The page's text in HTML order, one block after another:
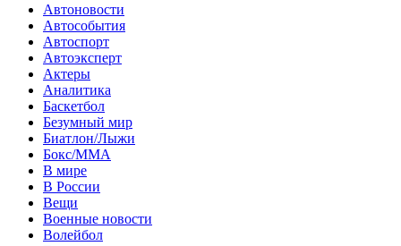
Автоновости
Автособытия
Автоспорт
Автоэксперт
Актеры
Аналитика
Баскетбол
Безумный мир
Биатлон/Лыжи
Бокс/MMA
В мире
В России
Вещи
Военные новости
Волейбол